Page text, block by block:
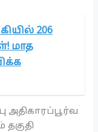
206
மாத
அதிகாரப்பூர்வ
தகுதி